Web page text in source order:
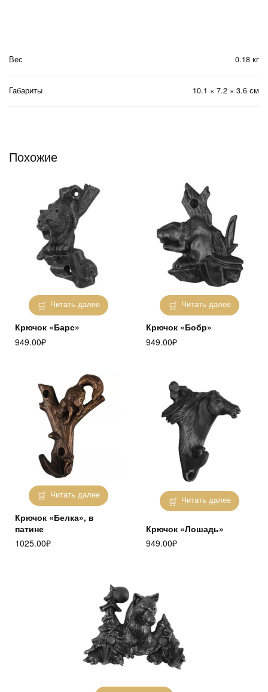
Вес 0.18 кг
Габариты 10.1 × 7.2 × 3.6 см
Похожие
Читать далее
Крючок «Барс»
949.00₽
Читать далее
Крючок «Бобр»
949.00₽
Читать далее
Крючок «Белка», в
патине
1025.00₽
Читать далее
Крючок «Лошадь»
949.00₽